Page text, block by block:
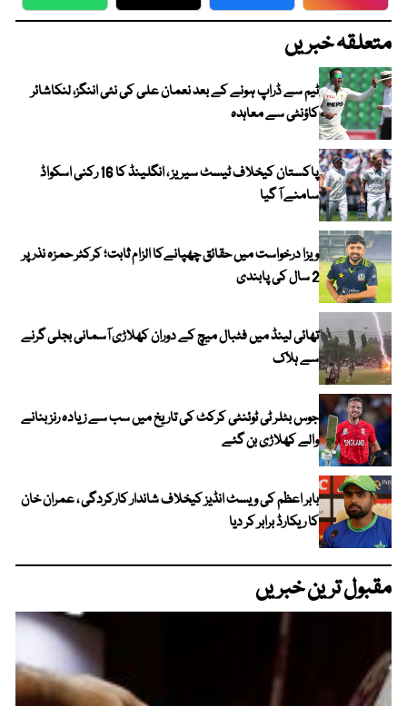
WhatsApp Twitter Facebook
متعلقہ خبریں
ٹیم سے ڈراپ ہونے کے بعد نعمان علی کی نئی اننگز، لنکاشائر
کاؤنٹی سے معاہدہ
پاکستان کیخلاف ٹیسٹ سیریز ، انگلینڈ کا 16 رکنی اسکواڈ
سامنے آ گیا
ویزا درخواست میں حقائق چھپانےکا الزام ثابت؛ کرکٹر حمزہ نذر پر
2 سال کی پابندی
تھائی لینڈ میں فٹبال میچ کے دوران کھلاڑی آسمانی بجلی گرنے
سے ہلاک
جوس بٹلر ٹی ٹوئنٹی کرکٹ کی تاریخ میں سب سے زیادہ رنز بنانے
والے کھلاڑی بن گئے
بابر اعظم کی ویسٹ انڈیز کیخلاف شاندار کارکردگی ، عمران خان
کا ریکارڈ برابر کر دیا
مقبول ترین خبریں